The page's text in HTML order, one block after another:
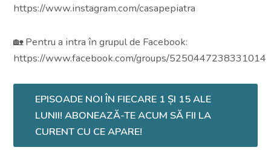
https://www.instagram.com/casapepiatra
🏡 Pentru a intra în grupul de Facebook:
https://www.facebook.com/groups/5250447238331014
EPISOADE NOI ÎN FIECARE 1 ȘI 15 ALE
LUNII! ABONEAZĂ-TE ACUM SĂ FII LA
CURENT CU CE APARE!